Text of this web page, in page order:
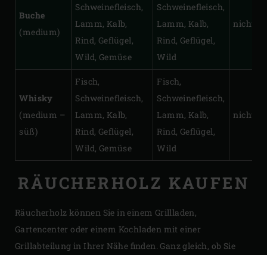
Buche
(medium)
Schweinefleisch,
Lamm, Kalb,
Rind, Geflügel,
Wild, Gemüse
Schweinefleisch,
Lamm, Kalb,
Rind, Geflügel,
Wild
nicht
Whisky
(medium –
süß)
Fisch,
Schweinefleisch,
Lamm, Kalb,
Rind, Geflügel,
Wild, Gemüse
Fisch,
Schweinefleisch,
Lamm, Kalb,
Rind, Geflügel,
Wild
nicht
RÄUCHERHOLZ KAUFEN
Räucherholz können Sie in einem Grillladen,
Gartencenter oder einem Kochladen mit einer
Grillabteilung in Ihrer Nähe finden. Ganz gleich, ob Sie